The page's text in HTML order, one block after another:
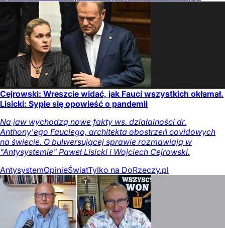
Cejrowski: Wreszcie widać, jak Fauci wszystkich okłamał.
Lisicki: Sypie się opowieść o pandemii
Na jaw wychodzą nowe fakty ws. działalności dr.
Anthony'ego Fauciego, architekta obostrzeń covidowych
na świecie. O bulwersującej sprawie rozmawiają w
"Antysystemie" Paweł Lisicki i Wojciech Cejrowski.
AntysystemOpinieŚwiatTylko na DoRzeczy.pl